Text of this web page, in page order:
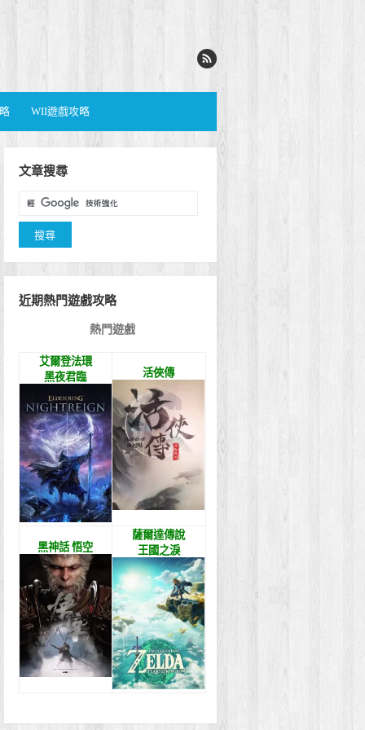
WII遊戲攻略
文章搜尋
近期熱門遊戲攻略
熱門遊戲
艾爾登法環
黑夜君臨
活俠傳
黑神話 悟空
薩爾達傳說
王國之淚